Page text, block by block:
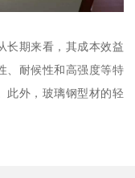
长期来看，其成本效益
、耐候性和高强度等特
此外，玻璃钢型材的轻